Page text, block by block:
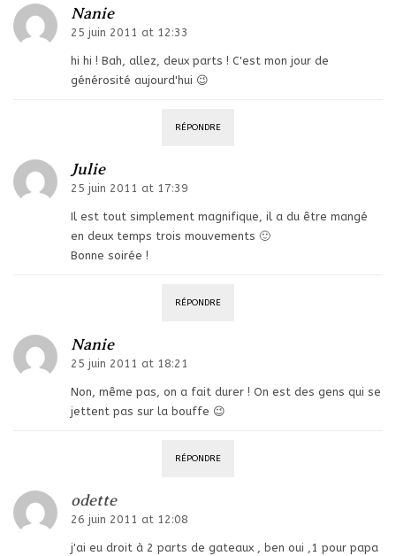
Nanie
25 juin 2011 at 12:33
hi hi ! Bah, allez, deux parts ! C'est mon jour de
générosité aujourd'hui 😉
RÉPONDRE
Julie
25 juin 2011 at 17:39
Il est tout simplement magnifique, il a du être mangé
en deux temps trois mouvements 🙂
Bonne soirée !
RÉPONDRE
Nanie
25 juin 2011 at 18:21
Non, même pas, on a fait durer ! On est des gens qui se
jettent pas sur la bouffe 😉
RÉPONDRE
odette
26 juin 2011 at 12:08
j'ai eu droit à 2 parts de gateaux , ben oui ,1 pour papa